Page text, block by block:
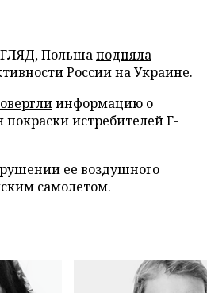
Польшаподняла
России на Украине.
информацию о
покраски истребителей F-
ее воздушного
самолетом.